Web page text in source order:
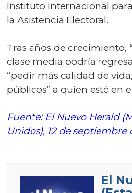
Instituto Internacional
la Asistencia Electoral.
Tras años de crecimiento,
clase media podría
“pedir más calidad de
públicos” a quien esté en
Fuente: El Nuevo Herald
Unidos), 12 de septiembre
El